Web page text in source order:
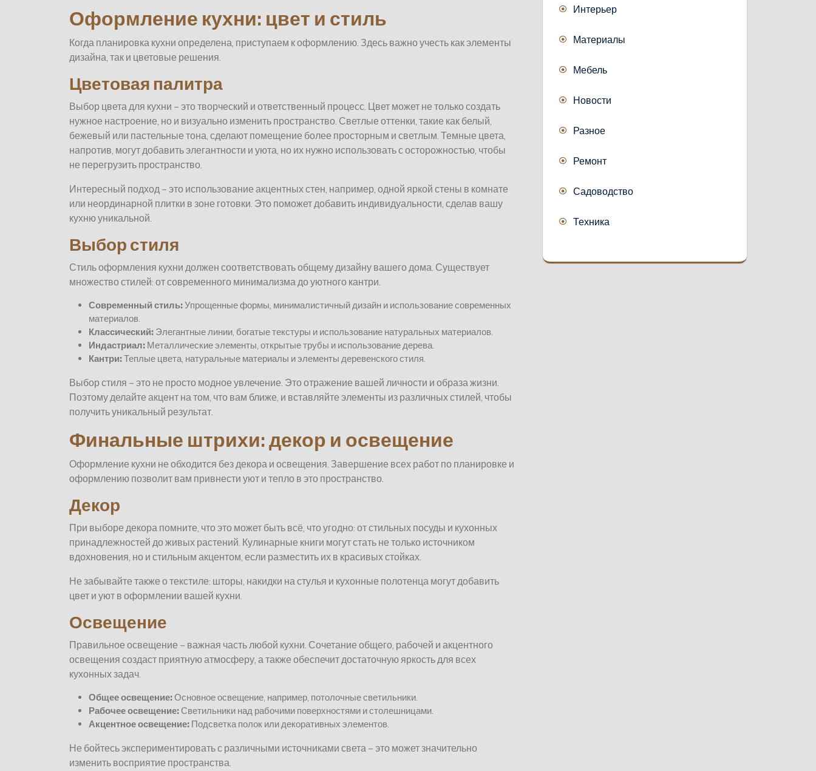
Оформление кухни: цвет и стиль
Когда планировка кухни определена, приступаем к оформлению. Здесь важно учесть как элементы
дизайна, так и цветовые решения.
Цветовая палитра
Выбор цвета для кухни – это творческий и ответственный процесс. Цвет может не только создать
нужное настроение, но и визуально изменить пространство. Светлые оттенки, такие как белый,
бежевый или пастельные тона, сделают помещение более просторным и светлым. Темные цвета,
напротив, могут добавить элегантности и уюта, но их нужно использовать с осторожностью, чтобы
не перегрузить пространство.
Интересный подход – это использование акцентных стен, например, одной яркой стены в комнате
или неординарной плитки в зоне готовки. Это поможет добавить индивидуальности, сделав вашу
кухню уникальной.
Выбор стиля
Стиль оформления кухни должен соответствовать общему дизайну вашего дома. Существует
множество стилей: от современного минимализма до уютного кантри.
Современный стиль:Упрощенные формы, минималистичный дизайн и использование современных
материалов.
Классический: Элегантные линии, богатые текстуры и использование натуральных материалов.
Индастриал: Металлические элементы, открытые трубы и использование дерева.
Кантри:Теплые цвета, натуральные материалы и элементы деревенского стиля.
Выбор стиля – это не просто модное увлечение. Это отражение вашей личности и образа жизни.
Поэтому делайте акцент на том, что вам ближе, и вставляйте элементы из различных стилей, чтобы
получить уникальный результат.
Финальные штрихи: декор и освещение
Оформление кухни не обходится без декора и освещения. Завершение всех работ по планировке и
оформлению позволит вам привнести уют и тепло в это пространство.
Декор
При выборе декора помните, что это может быть всё, что угодно: от стильных посуды и кухонных
принадлежностей до живых растений. Кулинарные книги могут стать не только источником
вдохновения, но и стильным акцентом, если разместить их в красивых стойках.
Не забывайте также о текстиле: шторы, накидки на стулья и кухонные полотенца могут добавить
цвет и уют в оформлении вашей кухни.
Освещение
Правильное освещение – важная часть любой кухни. Сочетание общего, рабочей и акцентного
освещения создаст приятную атмосферу, а также обеспечит достаточную яркость для всех
кухонных задач.
Общее освещение:Основное освещение, например, потолочные светильники.
Рабочее освещение: Светильники над рабочими поверхностями и столешницами.
Акцентное освещение: Подсветка полок или декоративных элементов.
Не бойтесь экспериментировать с различными источниками света – это может значительно
изменить восприятие пространства.
Интерьер
Материалы
Мебель
Новости
Разное
Ремонт
Садоводство
Техника